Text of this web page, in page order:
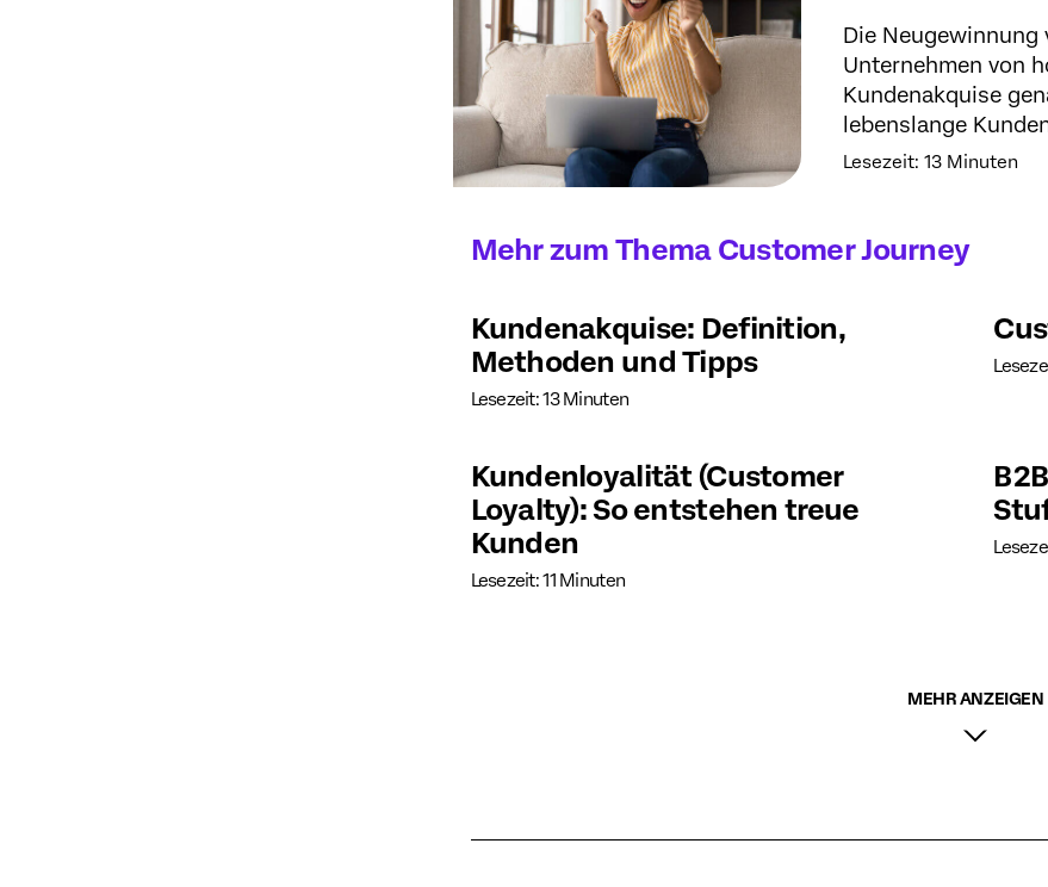
Die Neugewinnung
Unternehmen von
Kundenakquise
lebenslange
Lesezeit: 13 Minuten
Mehr zum Thema Customer Journey
Kundenakquise: Definition,
Methoden und Tipps
Lesezeit: 13 Minuten
Kundenloyalität (Customer
Loyalty): So entstehen treue
Kunden
Lesezeit: 11 Minuten
MEHR ANZEIGEN